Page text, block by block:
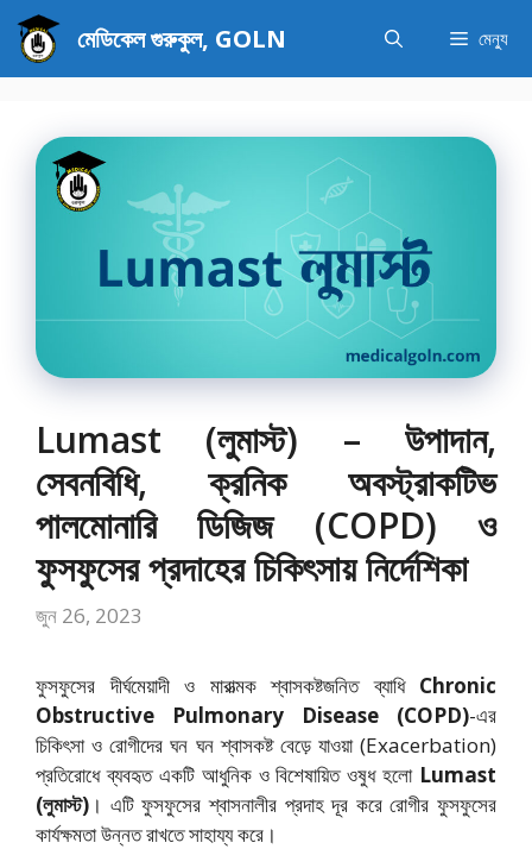
এড়িেয়
লেখায়
যান
মেডিকেল গুরুকুল, GOLN মেন্যু
Lumast (লুমাস্ট) – উপাদান,
সেবনবিধি, ক্রনিক অবস্ট্রাকটিভ
পালমোনারি ডিজিজ (COPD) ও
ফুসফুসের প্রদাহের চিকিৎসায় নির্দেশিকা
জুন 26, 2023
ফুসফুসের দীর্ঘমেয়াদী ও মারাত্মক শ্বাসকষ্টজনিত ব্যাধি Chronic
Obstructive Pulmonary Disease (COPD)-এর
চিকিৎসা ও রোগীদের ঘন ঘন শ্বাসকষ্ট বেড়ে যাওয়া (Exacerbation)
প্রতিরোধে ব্যবহৃত একটি আধুনিক ও বিশেষায়িত ওষুধ হলো Lumast
(লুমাস্ট) । এটি ফুসফুসের শ্বাসনালীর প্রদাহ দূর করে রোগীর ফুসফুসের
কার্যক্ষমতা উন্নত রাখতে সাহায্য করে।